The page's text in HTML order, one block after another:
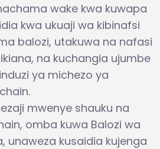
wake kwa kuwapa
kwa ukuaji wa kibinafsi
balozi, utakuwa na nafasi
na kuchangia ujumbe
ya michezo ya
mwenye shauku na
omba kuwa Balozi wa
unaweza kusaidia kujenga